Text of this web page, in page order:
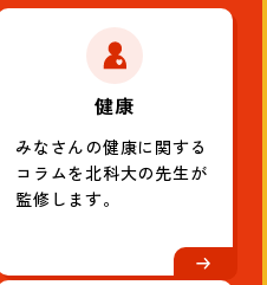
健康
みなさんの健康に関する
コラムを北科大の先生が
監修します。